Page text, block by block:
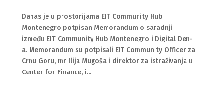
Danas je u prostorijama EIT Community Hub
Montenegro potpisan Memorandum o saradnji
između EIT Community Hub Montenegro i Digital Den-
a. Memorandum su potpisali EIT Community Officer za
Crnu Goru, mr Ilija Mugoša i direktor za istraživanja u
Center for Finance, i...